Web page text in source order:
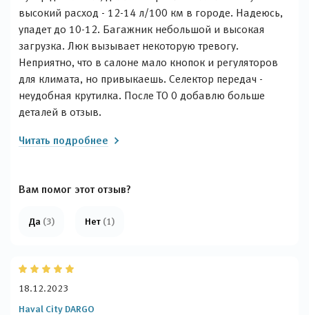
высокий расход - 12-14 л/100 км в городе. Надеюсь,
упадет до 10-12. Багажник небольшой и высокая
загрузка. Люк вызывает некоторую тревогу.
Неприятно, что в салоне мало кнопок и регуляторов
для климата, но привыкаешь. Селектор передач -
неудобная крутилка. После ТО 0 добавлю больше
деталей в отзыв.
Читать подробнее
Вам помог этот отзыв?
Да (3) Нет (1)
Haval City DARGO
18.12.2023